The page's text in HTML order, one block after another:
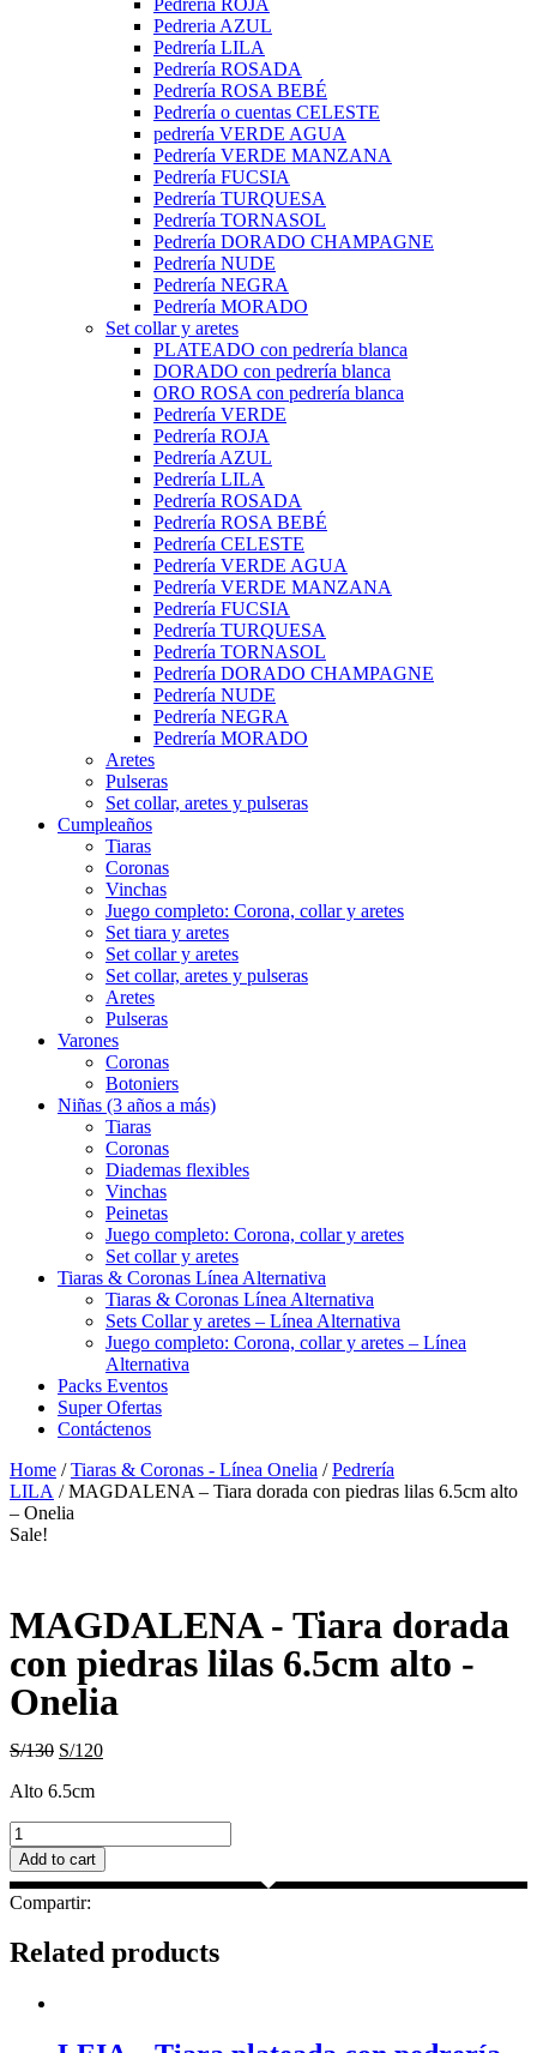
Pedreria ROJA
Pedreria AZUL
Pedrería LILA
Pedrería ROSADA
Pedrería ROSA BEBÉ
Pedrería o cuentas CELESTE
pedrería VERDE AGUA
Pedrería VERDE MANZANA
Pedrería FUCSIA
Pedrería TURQUESA
Pedrería TORNASOL
Pedrería DORADO CHAMPAGNE
Pedrería NUDE
Pedrería NEGRA
Pedrería MORADO
Set collar y aretes
PLATEADO con pedrería blanca
DORADO con pedrería blanca
ORO ROSA con pedrería blanca
Pedrería VERDE
Pedrería ROJA
Pedrería AZUL
Pedrería LILA
Pedrería ROSADA
Pedrería ROSA BEBÉ
Pedrería CELESTE
Pedrería VERDE AGUA
Pedrería VERDE MANZANA
Pedrería FUCSIA
Pedrería TURQUESA
Pedrería TORNASOL
Pedrería DORADO CHAMPAGNE
Pedrería NUDE
Pedrería NEGRA
Pedrería MORADO
Aretes
Pulseras
Set collar, aretes y pulseras
Cumpleaños
Tiaras
Coronas
Vinchas
Juego completo: Corona, collar y aretes
Set tiara y aretes
Set collar y aretes
Set collar, aretes y pulseras
Aretes
Pulseras
Varones
Coronas
Botoniers
Niñas (3 años a más)
Tiaras
Coronas
Diademas flexibles
Vinchas
Peinetas
Juego completo: Corona, collar y aretes
Set collar y aretes
Tiaras & Coronas Línea Alternativa
Tiaras & Coronas Línea Alternativa
Sets Collar y aretes – Línea Alternativa
Juego completo: Corona, collar y aretes – Línea
Alternativa
Packs Eventos
Super Ofertas
Contáctenos
Home /Tiaras & Coronas - Línea Onelia /Pedrería
LILA / MAGDALENA – Tiara dorada con piedras lilas 6.5cm alto
– Onelia
Sale!
MAGDALENA - Tiara dorada
con piedras lilas 6.5cm alto -
Onelia
S/130 S/120
Alto 6.5cm
MAGDALENA
-
Tiara
dorada
piedras
lilas
Onelia
Add to cart
Compartir:
Related products